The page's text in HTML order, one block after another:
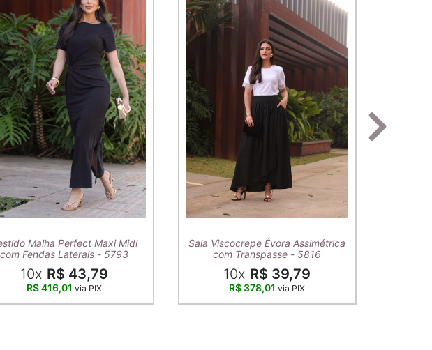
Malha Perfect Maxi Midi
com Fendas Laterais - 5793
10x R$ 43,79
R$ 416,01via PIX
Saia Viscocrepe Évora Assimétrica
com Transpasse - 5816
10x R$ 39,79
R$ 378,01via PIX